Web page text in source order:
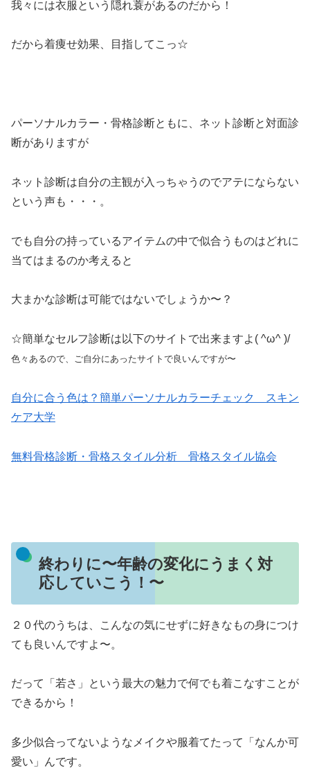
我々には衣服という隠れ蓑があるのだから！
だから着痩せ効果、目指してこっ☆
パーソナルカラー・骨格診断ともに、ネット診断と対面診
断がありますが
ネット診断は自分の主観が入っちゃうのでアテにならない
という声も・・・。
でも自分の持っているアイテムの中で似合うものはどれに
当てはまるのか考えると
大まかな診断は可能ではないでしょうか〜？
☆簡単なセルフ診断は以下のサイトで出来ますよ( ^ω^ )/
色々あるので、ご自分にあったサイトで良いんですが〜
自分に合う色は？簡単パーソナルカラーチェック スキン
ケア大学
無料骨格診断・骨格スタイル分析 骨格スタイル協会
終わりに〜年齢の変化にうまく対
応していこう！〜
２０代のうちは、こんなの気にせずに好きなもの身につけ
ても良いんですよ〜。
だって「若さ」という最大の魅力で何でも着こなすことが
できるから！
多少似合ってないようなメイクや服着てたって「なんか可
愛い」んです。